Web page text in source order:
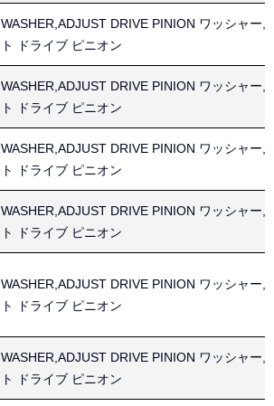
WASHER,ADJUST DRIVE PINION ワッシャー,
ト ドライブ ピニオン
WASHER,ADJUST DRIVE PINION ワッシャー,
ト ドライブ ピニオン
WASHER,ADJUST DRIVE PINION ワッシャー,
ト ドライブ ピニオン
WASHER,ADJUST DRIVE PINION ワッシャー,
ト ドライブ ピニオン
WASHER,ADJUST DRIVE PINION ワッシャー,
ト ドライブ ピニオン
WASHER,ADJUST DRIVE PINION ワッシャー,
ト ドライブ ピニオン